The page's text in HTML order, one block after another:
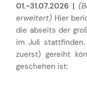
01.-31.07.2026 |
erweitert) Hier
die abseits der
im Juli
zuerst) gereiht
geschehen ist: